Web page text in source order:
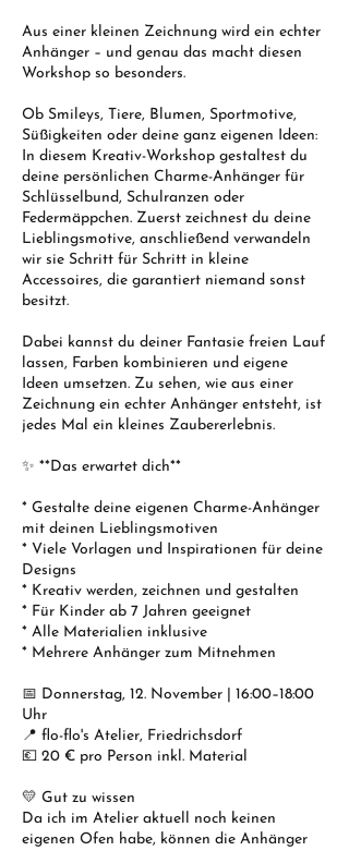
Aus einer kleinen Zeichnung wird ein echter
Anhänger – und genau das macht diesen
Workshop so besonders.
Ob Smileys, Tiere, Blumen, Sportmotive,
Süßigkeiten oder deine ganz eigenen Ideen:
In diesem Kreativ-Workshop gestaltest du
deine persönlichen Charme-Anhänger für
Schlüsselbund, Schulranzen oder
Federmäppchen. Zuerst zeichnest du deine
Lieblingsmotive, anschließend verwandeln
wir sie Schritt für Schritt in kleine
Accessoires, die garantiert niemand sonst
besitzt.
Dabei kannst du deiner Fantasie freien Lauf
lassen, Farben kombinieren und eigene
Ideen umsetzen. Zu sehen, wie aus einer
Zeichnung ein echter Anhänger entsteht, ist
jedes Mal ein kleines Zaubererlebnis.
✨ **Das erwartet dich**
* Gestalte deine eigenen Charme-Anhänger
mit deinen Lieblingsmotiven
* Viele Vorlagen und Inspirationen für deine
Designs
* Kreativ werden, zeichnen und gestalten
* Für Kinder ab 7 Jahren geeignet
* Alle Materialien inklusive
* Mehrere Anhänger zum Mitnehmen
📅 Donnerstag, 12. November | 16:00–18:00
Uhr
📍 flo-flo's Atelier, Friedrichsdorf
💶 20 € pro Person inkl. Material
💛 Gut zu wissen
Da ich im Atelier aktuell noch keinen
eigenen Ofen habe, können die Anhänger